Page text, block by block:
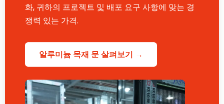
화, 귀하의 프로젝트 및 배포 요구 사항에 맞는 경
쟁력 있는 가격.
알루미늄 목재 문 살펴보기 →